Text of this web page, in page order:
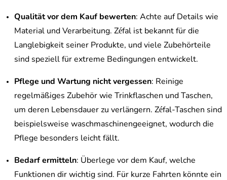
Qualität vor dem Kauf bewerten: Achte auf Details wie
Material und Verarbeitung. Zéfal ist bekannt für die
Langlebigkeit seiner Produkte, und viele Zubehörteile
sind speziell für extreme Bedingungen entwickelt.
Pflege und Wartung nicht vergessen: Reinige
regelmäßiges Zubehör wie Trinkflaschen und Taschen,
um deren Lebensdauer zu verlängern. Zéfal-Taschen sind
beispielsweise waschmaschinengeeignet, wodurch die
Pflege besonders leicht fällt.
Bedarf ermitteln: Überlege vor dem Kauf, welche
Funktionen dir wichtig sind. Für kurze Fahrten könnte ein